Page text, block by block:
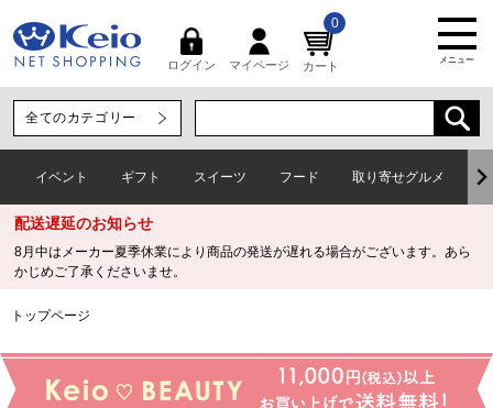
ログイン マイページ カート
0
メニュー
イベント ギフト スイーツ フード 取り寄せグルメ
配送遅延のお知らせ
8月中はメーカー夏季休業により商品の発送が遅れる場合がございます。あら
かじめご了承くださいませ。
トップページ